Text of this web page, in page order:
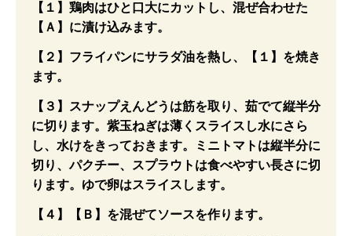
【１】鶏肉はひと口大にカットし、混ぜ合わせた
【Ａ】に漬け込みます。
【２】フライパンにサラダ油を熱し、【１】を焼き
ます。
【３】スナップえんどうは筋を取り、茹でて縦半分
に切ります。紫玉ねぎは薄くスライスし水にさら
し、水けをきっておきます。ミニトマトは縦半分に
切り、パクチー、スプラウトは食べやすい長さに切
ります。ゆで卵はスライスします。
【４】【Ｂ】を混ぜてソースを作ります。